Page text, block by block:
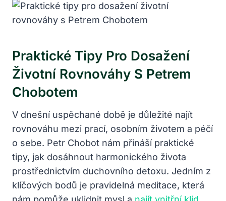
Praktické Tipy Pro Dosažení
Životní Rovnováhy S Petrem
Chobotem
V dnešní uspěchané době je důležité najít
rovnováhu mezi prací, osobním životem a péčí
o sebe. Petr Chobot nám přináší praktické
tipy, jak dosáhnout harmonického života
prostřednictvím duchovního detoxu. Jedním z
klíčových bodů je pravidelná meditace, která